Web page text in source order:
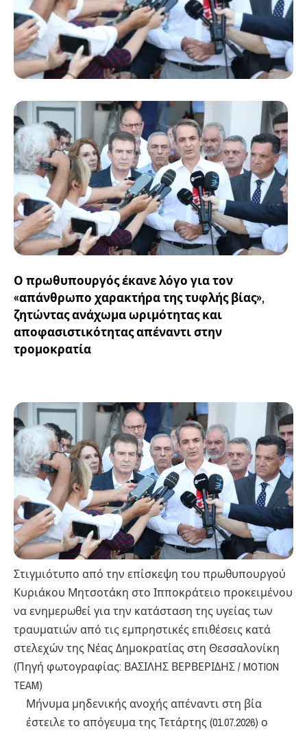
Ο πρωθυπουργός έκανε λόγο για τον
«απάνθρωπο χαρακτήρα της τυφλής βίας»,
ζητώντας ανάχωμα ωριμότητας και
αποφασιστικότητας απέναντι στην
τρομοκρατία
Στιγμιότυπο από την επίσκεψη του πρωθυπουργού
Κυριάκου Μητσοτάκη στο Ιπποκράτειο προκειμένου
να ενημερωθεί για την κατάσταση της υγείας των
τραυματιών από τις εμπρηστικές επιθέσεις κατά
στελεχών της Νέας Δημοκρατίας στη Θεσσαλονίκη
(Πηγή φωτογραφίας: ΒΑΣΙΛΗΣ ΒΕΡΒΕΡΙΔΗΣ / MOTION
TEAM)
Μήνυμα μηδενικής ανοχής απέναντι στη βία
έστειλε το απόγευμα της Τετάρτης (01.07.2026) ο